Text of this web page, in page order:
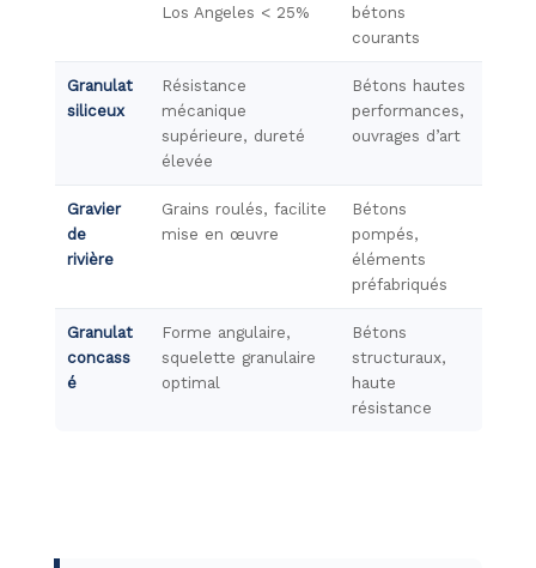
Los Angeles < 25%
bétons
courants
Granulat
siliceux
Résistance
mécanique
supérieure, dureté
élevée
Bétons hautes
performances,
ouvrages d’art
Gravier
de
rivière
Grains roulés, facilite
mise en œuvre
Bétons
pompés,
éléments
préfabriqués
Granulat
concass
é
Forme angulaire,
squelette granulaire
optimal
Bétons
structuraux,
haute
résistance